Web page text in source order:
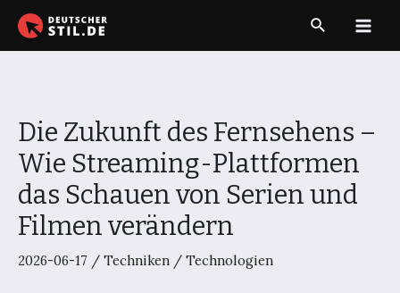
Zum
Inhalt
Suche
Die Zukunft des Fernsehens –
Wie Streaming-Plattformen
das Schauen von Serien und
Filmen verändern
2026-06-17 / Techniken / Technologien